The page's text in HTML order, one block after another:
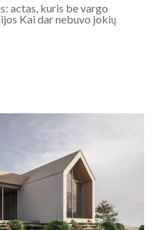
actas, kuris be vargo
Kai dar nebuvo jokių